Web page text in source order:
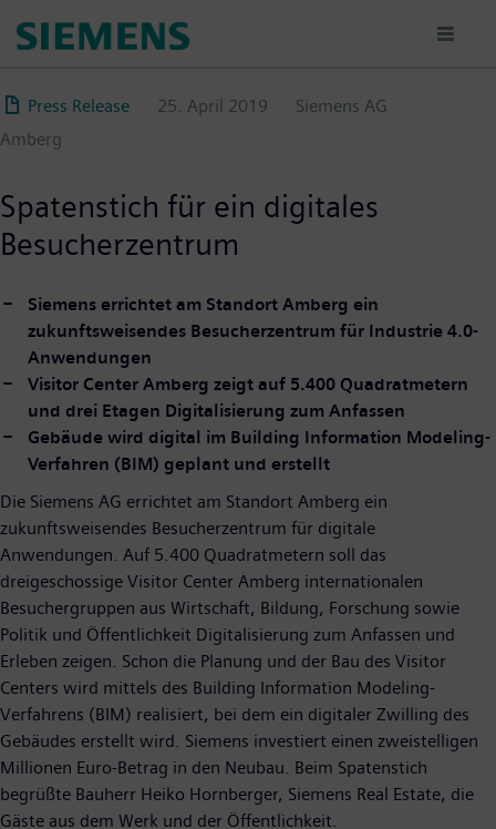
zum
Press Release
25. April 2019
Siemens AG
Amberg
Spatenstich für ein digitales
Besucherzentrum
Siemens errichtet am Standort Amberg ein
zukunftsweisendes Besucherzentrum für Industrie 4.0-
Anwendungen
Visitor Center Amberg zeigt auf 5.400 Quadratmetern
und drei Etagen Digitalisierung zum Anfassen
Gebäude wird digital im Building Information Modeling-
Verfahren (BIM) geplant und erstellt
Die Siemens AG errichtet am Standort Amberg ein
zukunftsweisendes Besucherzentrum für digitale
Anwendungen. Auf 5.400 Quadratmetern soll das
dreigeschossige Visitor Center Amberg internationalen
Besuchergruppen aus Wirtschaft, Bildung, Forschung sowie
Politik und Öffentlichkeit Digitalisierung zum Anfassen und
Erleben zeigen. Schon die Planung und der Bau des Visitor
Centers wird mittels des Building Information Modeling-
Verfahrens (BIM) realisiert, bei dem ein digitaler Zwilling des
Gebäudes erstellt wird. Siemens investiert einen zweistelligen
Millionen Euro-Betrag in den Neubau. Beim Spatenstich
begrüßte Bauherr Heiko Hornberger, Siemens Real Estate, die
Gäste aus dem Werk und der Öffentlichkeit.